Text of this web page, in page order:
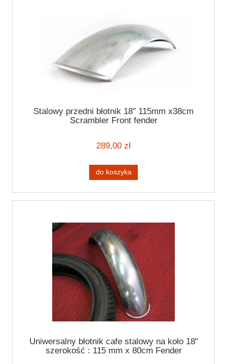
Stalowy przedni błotnik 18" 115mm x38cm
Scrambler Front fender
289,00 zł
do koszyka
Uniwersalny błotnik cafe stalowy na koło 18"
szerokość : 115 mm x 80cm Fender